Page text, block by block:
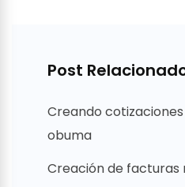
Post
Creando
obuma
Creación de facturas